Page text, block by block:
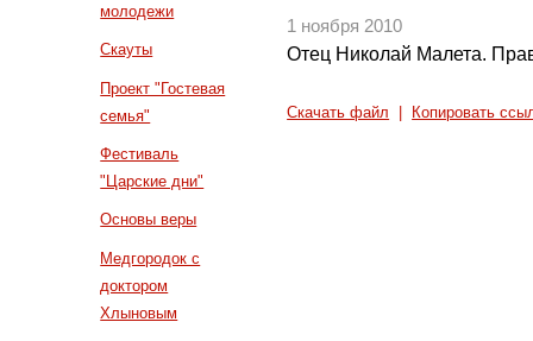
молодежи
Скауты
Проект "Гостевая
семья"
Фестиваль
"Царские дни"
Основы веры
Медгородок с
доктором
Хлыновым
1 ноября 2010
Отец Николай Малета.
Скачать файл Копировать